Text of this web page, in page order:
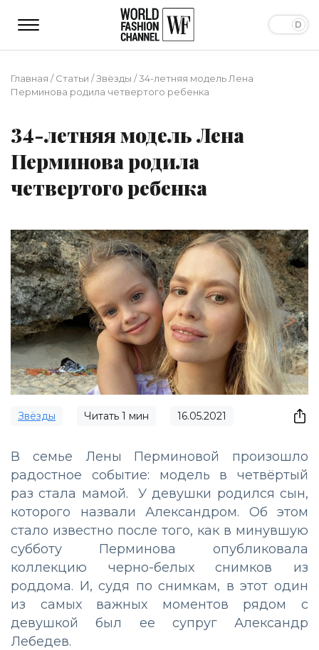
Главная /Статьи /Звёзды /34-летняя модель Лена
Перминова родила четвертого ребенка
34-летняя модель Лена
Перминова родила
четвертого ребенка
Звёзды Читать 1 мин 16.05.2021
В семье Лены Перминовой произошло
радостное событие: модель в четвёртый
раз стала мамой. У девушки родился сын,
которого назвали Александром. Об этом
стало известно после того, как в минувшую
субботу Перминова опубликовала
коллекцию черно-белых снимков из
роддома. И, судя по снимкам, в этот один
из самых важных моментов рядом с
девушкой был ее супруг Александр
Лебедев.